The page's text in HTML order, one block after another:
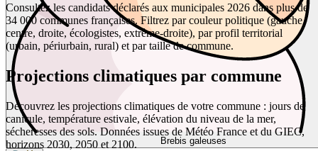
Brebis galeuses
Consultez les candidats déclarés aux municipales 2026 dans plus de
34 000 communes françaises. Filtrez par couleur politique (gauche,
centre, droite, écologistes, extrême-droite), par profil territorial
(urbain, périurbain, rural) et par taille de commune.
Projections climatiques par commune
Découvrez les projections climatiques de votre commune : jours de
canicule, température estivale, élévation du niveau de la mer,
sécheresses des sols. Données issues de Météo France et du GIEC,
horizons 2030, 2050 et 2100.